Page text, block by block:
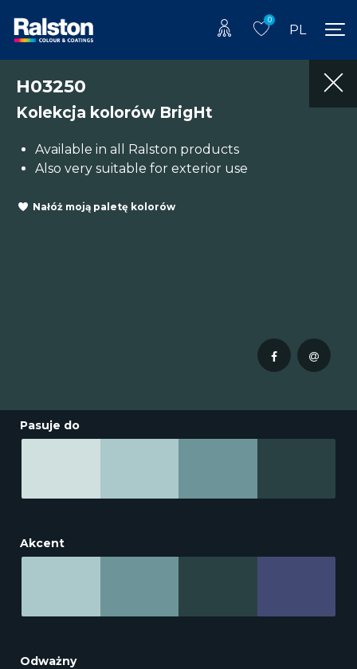
0
PL
H03250
Kolekcja kolorów BrigHt
Available in all Ralston products
Also very suitable for exterior use
Nałóż moją paletę kolorów
Pasuje do
Akcent
Odważny